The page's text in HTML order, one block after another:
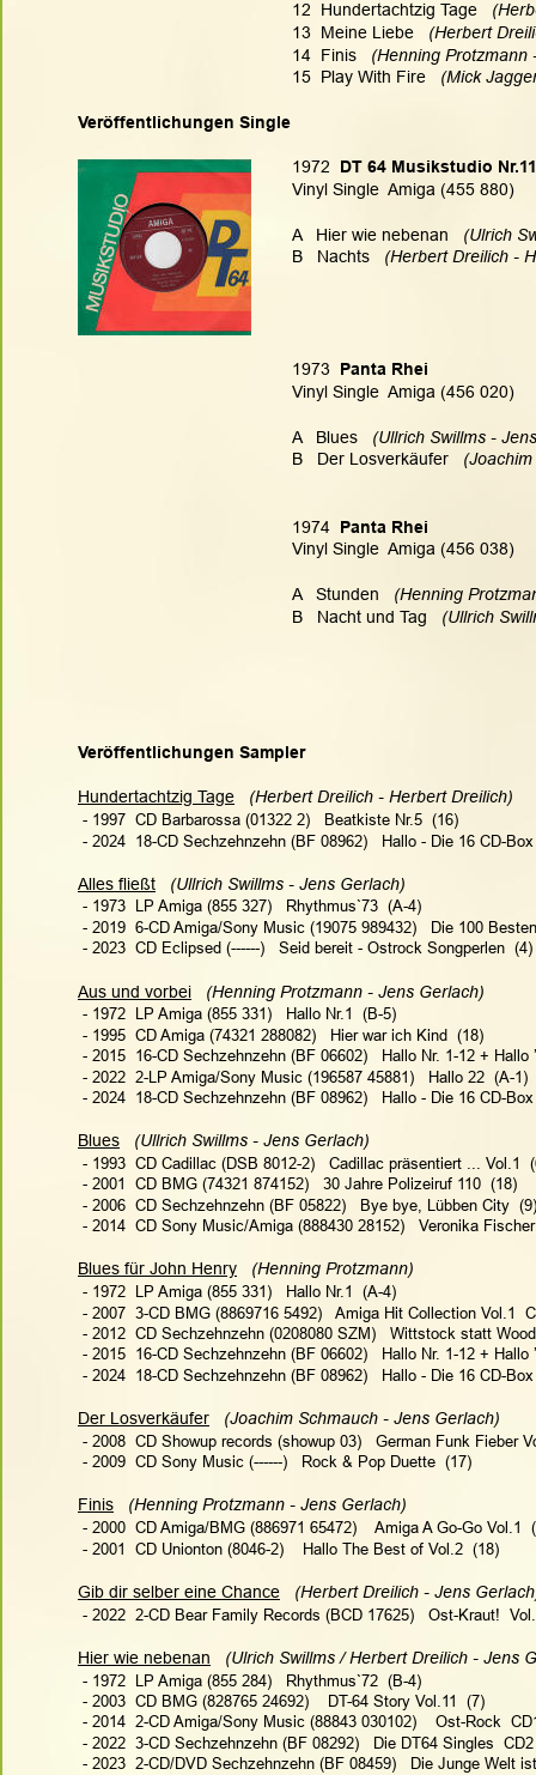
12  Hundertachtzig Tage
13  Meine Liebe
(Herbert
14  Finis (Henning Protzmann
15  Play With Fire (Mick
1972
DT 64 Musikstudio
Vinyl Single  Amiga (455 880)
A   Hier wie nebenan
(Ulrich
B   Nachts (Herbert Dreilich -
1973
  Panta Rhei
Vinyl Single  Amiga (456 020)
A   Blues
(Ullrich Swillms -
B   Der Losverkäufer
1974
  Panta Rhei
Vinyl Single  Amiga (456 038)
A   Stunden (Henning
B   Nacht und Tag (Ullrich
Veröffentlichungen Single
Veröffentlichungen Sampler
Hundertachtzig Tage
(Herbert Dreilich - Herbert Dreilich)
- 1997  CD Barbarossa (01322 2)   Beatkiste Nr.5  (16)
- 2024  18-CD Sechzehnzehn (BF 08962)   Hallo - Die 16 CD-
Alles fließt
(Ullrich Swillms - Jens Gerlach)
- 1973  LP Amiga (855 327)   Rhythmus`73  (A-4)
- 2019  6-CD Amiga/Sony Music (19075 989432)   Die 100
- 2023  CD Eclipsed (------)   Seid bereit - Ostrock Songperlen  (4)
Aus und vorbei
(Henning Protzmann - Jens Gerlach)
- 1972  LP Amiga (855 331)   Hallo Nr.1  (B-5)
- 1995  CD Amiga (74321 288082)   Hier war ich Kind  (18)
- 2015  16-CD Sechzehnzehn (BF 06602)   Hallo Nr. 1-12 + Hallo
- 2022  2-LP Amiga/Sony Music (196587 45881)   Hallo 22  (A-1)
- 2024  18-CD Sechzehnzehn (BF 08962)   Hallo - Die 16 CD-
Blues
(Ullrich Swillms - Jens Gerlach)
- 1993  CD Cadillac (DSB 8012-2)   Cadillac präsentiert ... Vol.1
- 2001  CD BMG (74321 874152)   30 Jahre Polizeiruf 110  (18)
- 2006  CD Sechzehnzehn (BF 05822)   Bye bye, Lübben City  (9)
- 2014  CD Sony Music/Amiga (888430 28152)   Veronika
Blues für John Henry
(Henning Protzmann)
- 1972  LP Amiga (855 331)   Hallo Nr.1  (A-4)
- 2007  3-CD BMG (8869716 5492)   Amiga Hit Collection Vol.1
- 2012  CD Sechzehnzehn (0208080 SZM)   Wittstock statt
- 2015  16-CD Sechzehnzehn (BF 06602)   Hallo Nr. 1-12 + Hallo
- 2024  18-CD Sechzehnzehn (BF 08962)   Hallo - Die 16 CD-
Der Losverkäufer
(Joachim Schmauch - Jens Gerlach)
- 2008  CD Showup records (showup 03)   German Funk Fieber
- 2009  CD Sony Music (------)   Rock & Pop Duette  (17)
Finis
(Henning Protzmann - Jens Gerlach)
- 2000  CD Amiga/BMG (886971 65472)    Amiga A Go-Go Vol.1
- 2001  CD Unionton (8046-2)    Hallo The Best of Vol.2  (18)
Gib dir selber eine Chance
(Herbert Dreilich - Jens
- 2022  2-CD Bear Family Records (BCD 17625)   Ost-Kraut!
Hier wie nebenan
(Ulrich Swillms / Herbert Dreilich -
- 1972  LP Amiga (855 284)   Rhythmus`72  (B-4)
- 2003  CD BMG (828765 24692)    DT-64 Story Vol.11  (7)
- 2014  2-CD Amiga/Sony Music (88843 030102)    Ost-Rock
- 2022  3-CD Sechzehnzehn (BF 08292)   Die DT64 Singles
- 2023  2-CD/DVD Sechzehnzehn (BF 08459)   Die Junge Welt